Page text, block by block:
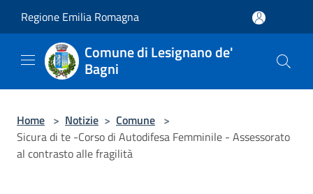
Regione Emilia Romagna
Comune di Lesignano de'
Bagni
Home > Notizie > Comune >
Sicura di te -Corso di Autodifesa Femminile - Assessorato
al contrasto alle fragilità